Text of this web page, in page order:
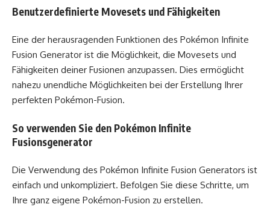
Benutzerdefinierte Movesets und Fähigkeiten
Eine der herausragenden Funktionen des Pokémon Infinite
Fusion Generator ist die Möglichkeit, die Movesets und
Fähigkeiten deiner Fusionen anzupassen. Dies ermöglicht
nahezu unendliche Möglichkeiten bei der Erstellung Ihrer
perfekten Pokémon-Fusion.
So verwenden Sie den Pokémon Infinite
Fusionsgenerator
Die Verwendung des Pokémon Infinite Fusion Generators ist
einfach und unkompliziert. Befolgen Sie diese Schritte, um
Ihre ganz eigene Pokémon-Fusion zu erstellen.